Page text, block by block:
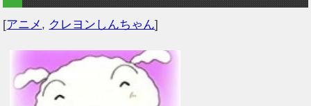
[アニメ , クレヨンしんちゃん]